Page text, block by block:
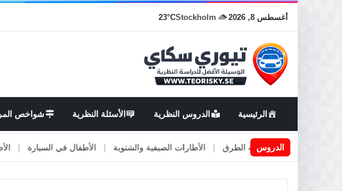
أغسطس 8, 2026 Stockholm
23°C
الرئيسية الدروس النظرية الأسئلة النظرية شواخص
الدروس
اعمال او صيانة الطرق | الأطارات الصيفية والشتوية | الأطفال في السيارة |